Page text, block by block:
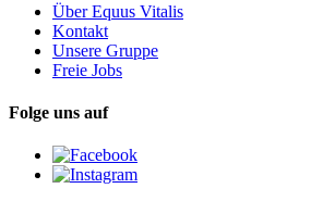
Über Equus Vitalis
Kontakt
Unsere Gruppe
Freie Jobs
Folge uns auf